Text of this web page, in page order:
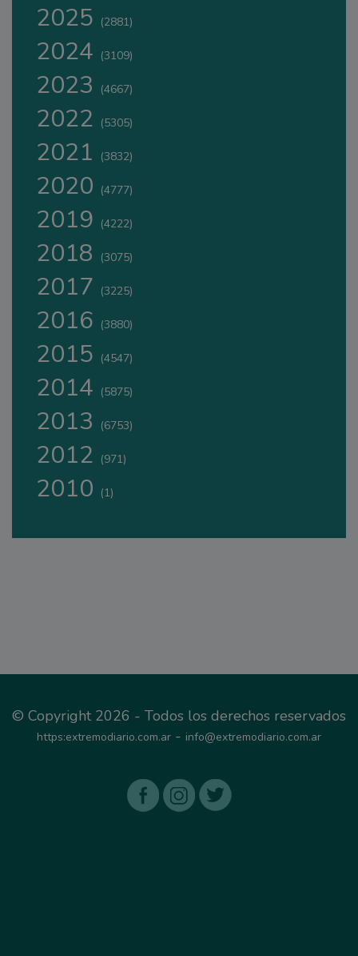
2025 (2881)
2024 (3109)
2023 (4667)
2022 (5305)
2021 (3832)
2020 (4777)
2019 (4222)
2018 (3075)
2017 (3225)
2016 (3880)
2015 (4547)
2014 (5875)
2013 (6753)
2012 (971)
2010 (1)
© Copyright 2026 - Todos los derechos reservados
https:extremodiario.com.ar - info@extremodiario.com.ar